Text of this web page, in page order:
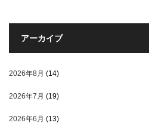
アーカイブ
2026年8月 (14)
2026年7月 (19)
2026年6月 (13)